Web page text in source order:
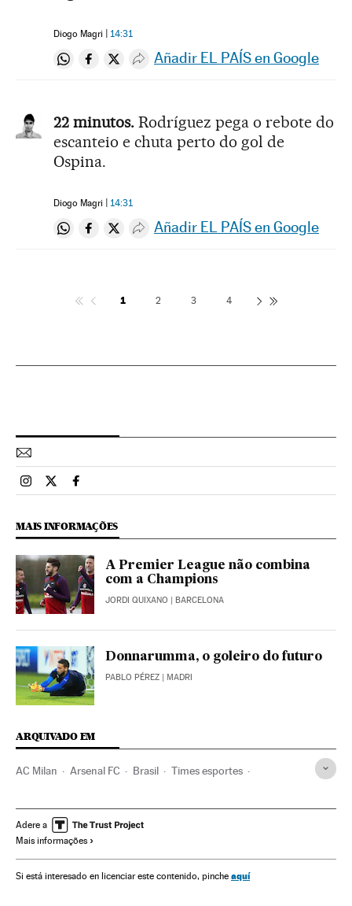
Diogo Magri 14:31
Compartir en Whatsapp
Compartir en Facebook
Compartir en Twitter
Desplegar Redes Sociales
Añadir EL PAÍS en Google
22 minutos. Rodríguez pega o rebote do
escanteio e chuta perto do gol de
Ospina.
Diogo Magri 14:31
Compartir en Whatsapp
Compartir en Facebook
Compartir en Twitter
Desplegar Redes Sociales
Añadir EL PAÍS en Google
1 2 3 4
Esportes El País Brasil en Instagram
Esportes El País Brasil en Twitter
Esportes El País Brasil en Facebook
MAIS INFORMAÇÕES
A Premier League não combina
com a Champions
JORDI QUIXANO | BARCELONA
Donnarumma, o goleiro do futuro
PABLO PÉREZ | MADRI
ARQUIVADO EM
AC Milan Arsenal FC Brasil Times esportes
Europa League 2017/2018
Competições
Adere a
Mais informações
Si está interesado en licenciar este contenido, pinche aquí